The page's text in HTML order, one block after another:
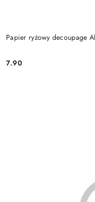
Papier ryżowy decoupage
Cena:
7.90